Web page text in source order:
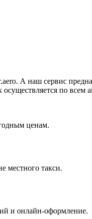
А наш сервис
по всем
ценам.
местного такси.
и онлайн-оформление.